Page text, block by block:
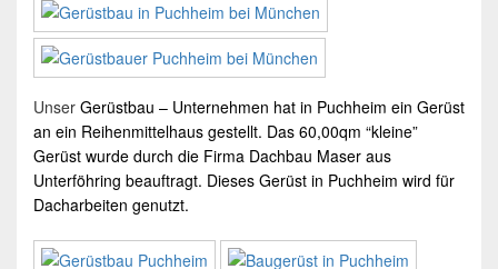
Unser Gerüstbau – Unternehmen hat in Puchheim ein Gerüst
an ein Reihenmittelhaus gestellt. Das 60,00qm “kleine”
Gerüst wurde durch die Firma Dachbau Maser aus
Unterföhring beauftragt. Dieses Gerüst in Puchheim wird für
Dacharbeiten genutzt.